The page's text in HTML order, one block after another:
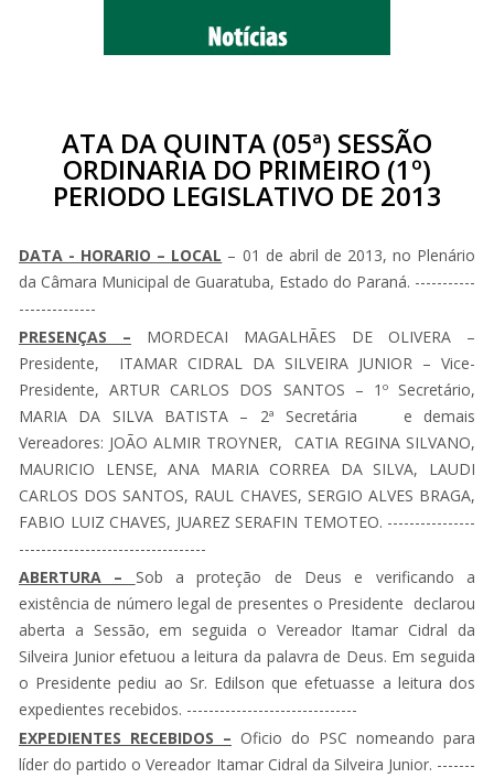
ATA DA QUINTA (05ª) SESSÃO
ORDINARIA DO PRIMEIRO (1º)
PERIODO LEGISLATIVO DE 2013
DATA - HORARIO – LOCAL – 01 de abril de 2013, no Plenário
da Câmara Municipal de Guaratuba, Estado do Paraná. -----------
--------------
PRESENÇAS – MORDECAI MAGALHÃES DE OLIVERA –
Presidente, ITAMAR CIDRAL DA SILVEIRA JUNIOR – Vice-
Presidente, ARTUR CARLOS DOS SANTOS – 1º Secretário,
MARIA DA SILVA BATISTA – 2ª Secretária e demais
Vereadores: JOÃO ALMIR TROYNER, CATIA REGINA SILVANO,
MAURICIO LENSE, ANA MARIA CORREA DA SILVA, LAUDI
CARLOS DOS SANTOS, RAUL CHAVES, SERGIO ALVES BRAGA,
FABIO LUIZ CHAVES, JUAREZ SERAFIN TEMOTEO. ----------------
----------------------------------
ABERTURA – Sob a proteção de Deus e verificando a
existência de número legal de presentes o Presidente declarou
aberta a Sessão, em seguida o Vereador Itamar Cidral da
Silveira Junior efetuou a leitura da palavra de Deus. Em seguida
o Presidente pediu ao Sr. Edilson que efetuasse a leitura dos
expedientes recebidos. -------------------------------
EXPEDIENTES RECEBIDOS – Oficio do PSC nomeando para
líder do partido o Vereador Itamar Cidral da Silveira Junior. -------